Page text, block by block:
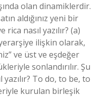
olan dinamiklerdir.
aldığınız yeni bir
nasıl yazılır? (a)
ilişkin olarak,
ve üst ve eşdeğer
sonlandırılır. Şu
To do, to be, to
kurulan birleşik